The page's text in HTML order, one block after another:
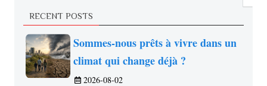
RECENT POSTS
Sommes-nous prêts à vivre dans un
climat qui change déjà ?
2026-08-02